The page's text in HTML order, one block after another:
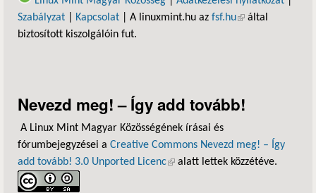
Szabályzat
Kapcsolat | A linuxmint.hu az fsf.hu(külső hivatkozás)
által
biztosított kiszolgálóin fut.
Nevezd meg! – Így add tovább!
A Linux Mint Magyar Közösségének írásai és
fórumbejegyzései a Creative Commons Nevezd meg! – Így
add tovább! 3.0 Unported Licenc(külső hivatkozás)
alatt lettek közzétéve.